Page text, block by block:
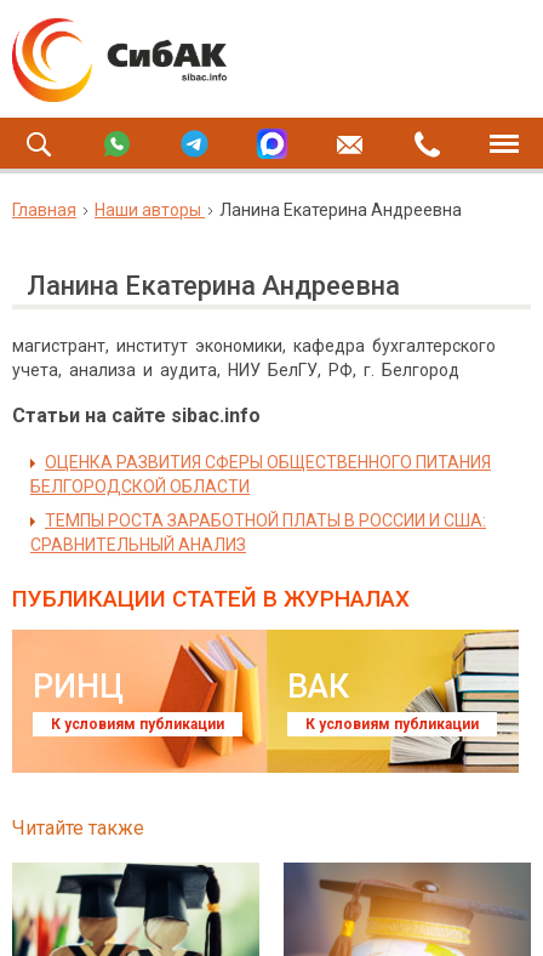
Главная Наши авторы Ланина Екатерина Андреевна
Ланина Екатерина Андреевна
магистрант, институт экономики, кафедра бухгалтерского
учета, анализа и аудита, НИУ БелГУ, РФ, г. Белгород
Статьи на сайте sibac.info
ОЦЕНКА РАЗВИТИЯ СФЕРЫ ОБЩЕСТВЕННОГО ПИТАНИЯ
БЕЛГОРОДСКОЙ ОБЛАСТИ
ТЕМПЫ РОСТА ЗАРАБОТНОЙ ПЛАТЫ В РОССИИ И США:
СРАВНИТЕЛЬНЫЙ АНАЛИЗ
ПУБЛИКАЦИИ СТАТЕЙ В ЖУРНАЛАХ
РИНЦ
К условиям публикации
ВАК
К условиям публикации
Читайте также